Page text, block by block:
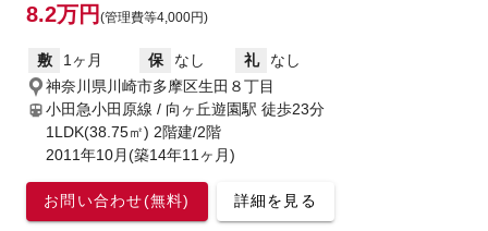
8.2万円 (管理費等4,000円)
敷 1ヶ月 保 なし 礼
なし
神奈川県川崎市多摩区生田８丁目
小田急小田原線 / 向ヶ丘遊園駅 徒歩23分
1LDK(38.75㎡) 2階建/2階
2011年10月(築14年11ヶ月)
お問い合わせ(無料) 詳細を見る